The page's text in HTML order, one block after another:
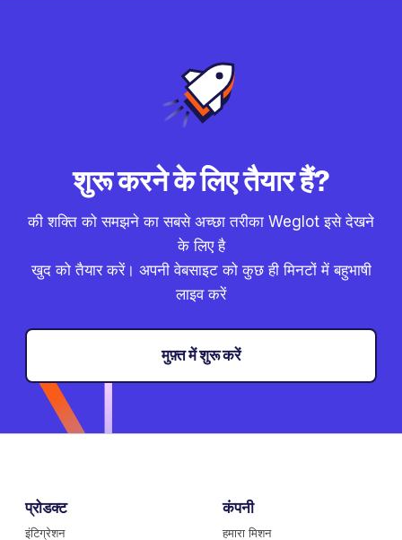
शुरू करने के लिए तैयार हैं?
की शक्ति को समझने का सबसे अच्छा तरीका Weglot इसे देखने
के लिए है
खुद को तैयार करें। अपनी वेबसाइट को कुछ ही मिनटों में बहुभाषी
लाइव करें
मुफ़्त में शुरू करें
प्रोडक्ट
इंटिग्रेशन
कंपनी
हमारा मिशन